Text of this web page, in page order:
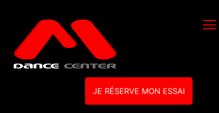
JE RÉSERVE MON ESSAI